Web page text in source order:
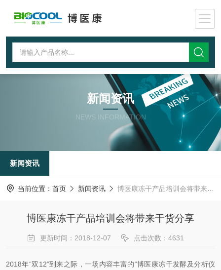
新闻资讯
NEWS INFORMATION
新闻资讯
当前位置： 首页 新闻资讯 博医康冻干产品培训会将带来干货分享
博医康冻干产品培训会将带来干货分享
更新时间：2018-12-07 点击次数：4631
2018年“双12”到来之际，一场内容丰富的“博医康冻干发酵及分析仪